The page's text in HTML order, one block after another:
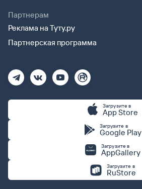
Партнерам
Реклама на Туту.ру
Партнерская программа
Загрузите в
App Store
Загрузите в
Google Play
Загрузите в
AppGallery
Загрузите в
RuStore